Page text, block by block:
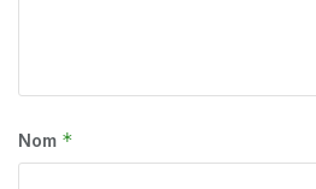
Nom *